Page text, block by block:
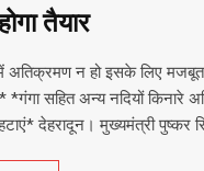
तैयार
अतिक्रमण न हो इसके लिए मजबूत
*गंगा सहित अन्य नदियों किनारे
देहरादून। मुख्यमंत्री पुष्कर